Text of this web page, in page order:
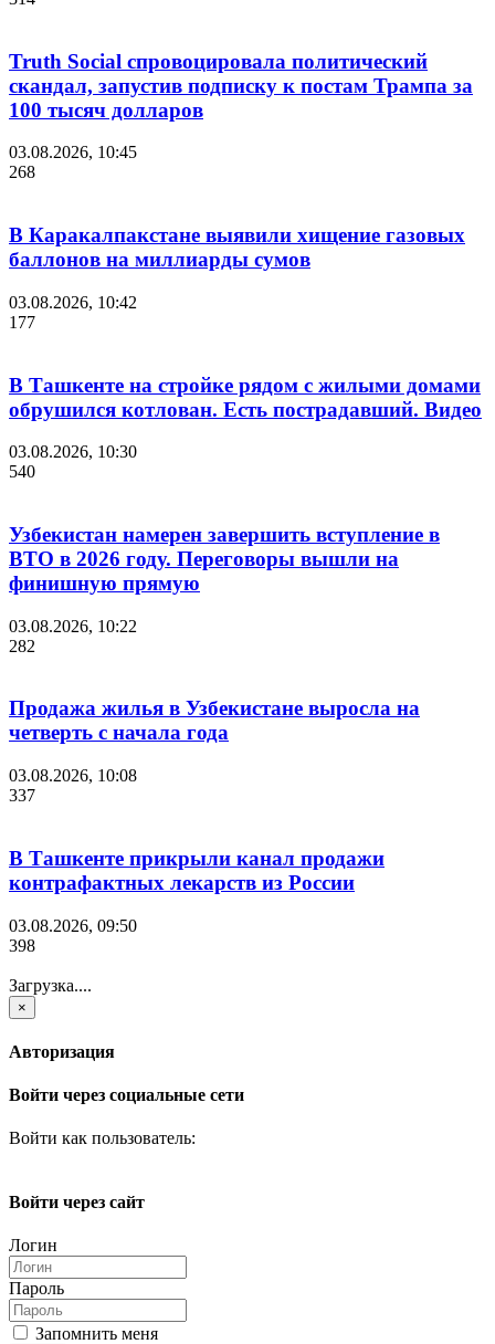
Truth Social спровоцировала политический
скандал, запустив подписку к постам Трампа за
100 тысяч долларов
03.08.2026, 10:45
268
В Каракалпакстане выявили хищение газовых
баллонов на миллиарды сумов
03.08.2026, 10:42
177
В Ташкенте на стройке рядом с жилыми домами
обрушился котлован. Есть пострадавший. Видео
03.08.2026, 10:30
540
Узбекистан намерен завершить вступление в
ВТО в 2026 году. Переговоры вышли на
финишную прямую
03.08.2026, 10:22
282
Продажа жилья в Узбекистане выросла на
четверть с начала года
03.08.2026, 10:08
337
В Ташкенте прикрыли канал продажи
контрафактных лекарств из России
03.08.2026, 09:50
398
Загрузка....
×
Авторизация
Войти через социальные сети
Войти как пользователь:
Войти через сайт
Логин
Пароль
Запомнить меня